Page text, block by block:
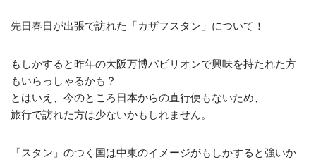
先日春日が出張で訪れた「カザフスタン」について！
もしかすると昨年の大阪万博パビリオンで興味を持たれた方
もいらっしゃるかも？
とはいえ、今のところ日本からの直行便もないため、
旅行で訪れた方は少ないかもしれません。
「スタン」のつく国は中東のイメージがもしかすると強いか